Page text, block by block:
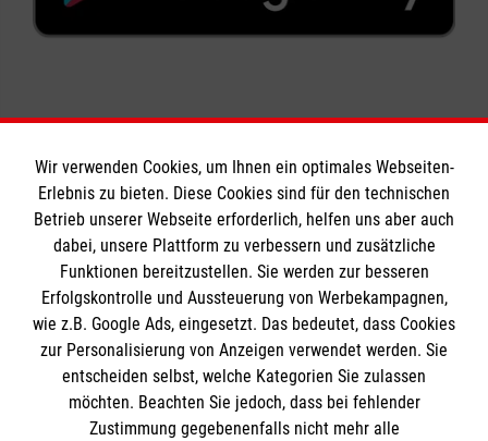
Informationen
Impressum
Datenschutz
Barrierefreiheit
Kontakt
Die Malteser
Malteser in Deutschland
Wir verwenden Cookies, um Ihnen ein optimales Webseiten-
Erlebnis zu bieten. Diese Cookies sind für den technischen
Betrieb unserer Webseite erforderlich, helfen uns aber auch
dabei, unsere Plattform zu verbessern und zusätzliche
Funktionen bereitzustellen. Sie werden zur besseren
Erfolgskontrolle und Aussteuerung von Werbekampagnen,
wie z.B. Google Ads, eingesetzt. Das bedeutet, dass Cookies
zur Personalisierung von Anzeigen verwendet werden. Sie
entscheiden selbst, welche Kategorien Sie zulassen
möchten. Beachten Sie jedoch, dass bei fehlender
Zustimmung gegebenenfalls nicht mehr alle